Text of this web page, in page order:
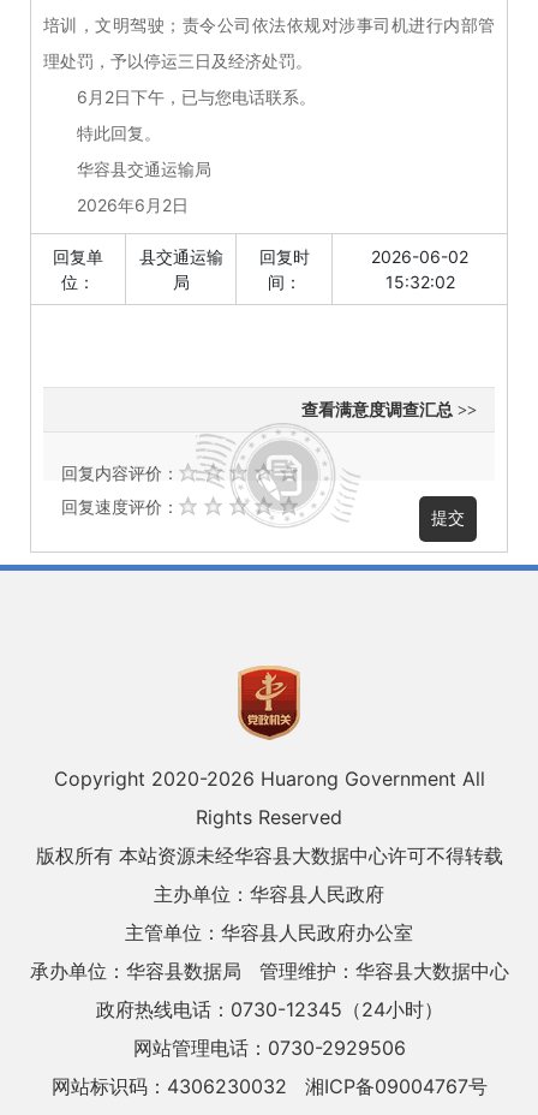
培训，文明驾驶；责令公司依法依规对涉事司机进行内部管
理处罚，予以停运三日及经济处罚。
6月2日下午，已与您电话联系。
特此回复。
华容县交通运输局
2026年6月2日
回复单
位：
县交通运输
局
回复时
间：
2026-06-02
15:32:02
查看满意度调查汇总 >>
回复内容评价：
回复速度评价：
Copyright 2020-2026 Huarong Government All
Rights Reserved
版权所有 本站资源未经华容县大数据中心许可不得转载
主办单位：华容县人民政府
主管单位：华容县人民政府办公室
承办单位：华容县数据局
管理维护：华容县大数据中心
政府热线电话：0730-12345（24小时）
网站管理电话：0730-2929506
网站标识码：4306230032
湘ICP备09004767号